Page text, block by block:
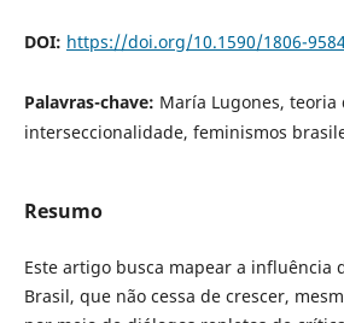
DOI: https://doi.org/10.1590/1806-
Palavras-chave: María Lugones, teoria
interseccionalidade, feminismos
Resumo
Este artigo busca mapear a influência
Brasil, que não cessa de crescer,